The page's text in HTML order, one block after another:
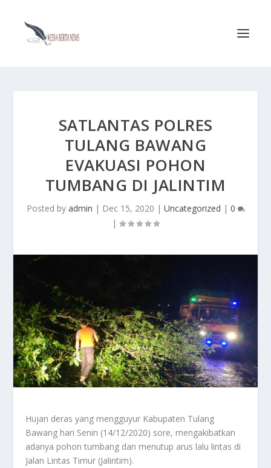
SATLANTAS POLRES
TULANG BAWANG
EVAKUASI POHON
TUMBANG DI JALINTIM
Posted by admin | Dec 15, 2020 | Uncategorized | 0
|
Hujan deras yang mengguyur Kabupaten Tulang
Bawang hari Senin (14/12/2020) sore, mengakibatkan
adanya pohon tumbang dan menutup arus lalu lintas di
Jalan Lintas Timur (Jalintim).